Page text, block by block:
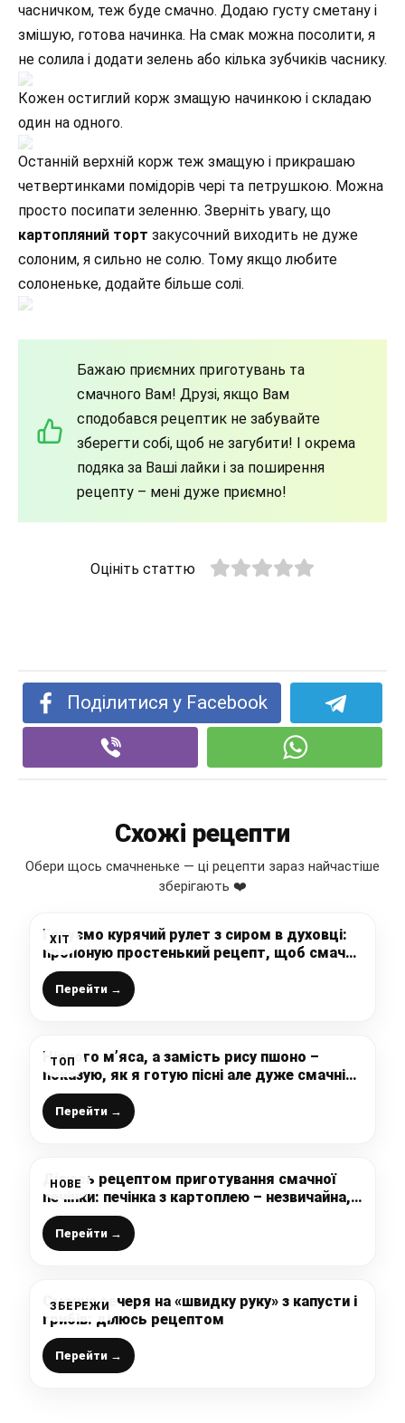
часничком, теж буде смачно. Додаю густу сметану і
змішую, готова начинка. На смак можна посолити, я
не солила і додати зелень або кілька зубчиків часнику.
Кожен остиглий корж змащую начинкою і складаю
один на одного.
Останній верхній корж теж змащую і прикрашаю
четвертинками помідорів чері та петрушкою. Можна
просто посипати зеленню. Зверніть увагу, що
картопляний торт закусочний виходить не дуже
солоним, я сильно не солю. Тому якщо любите
солоненьке, додайте більше солі.
Бажаю приємних приготувань та
смачного Вам! Друзі, якщо Вам
сподобався рецептик не забувайте
зберегти собі, щоб не загубити! І окрема
подяка за Ваші лайки і за поширення
рецепту – мені дуже приємно!
Оцініть статтю
Поділитися у Facebook
Схожі рецепти
Обери щось смачненьке — ці рецепти зараз найчастіше
зберігають ❤️
ХІТ
Готуємо курячий рулет з сиром в духовці:
пропоную простенький рецепт, щоб смачно
і ситно нагодувати сім’ю, люблять і діти і
дорослі
Перейти →
ТОП
Ніякого м’яса, а замість рису пшоно –
показую, як я готую пісні але дуже смачні
голубці
Перейти →
НОВЕ
Ділюсь рецептом приготування смачної
печінки: печінка з картоплею – незвичайна,
але дуже смачна страва, яка сподобається
всім
Перейти →
ЗБЕРЕЖИ
Смачна вечеря на «швидку руку» з капусти і
грибів: ділюсь рецептом
Перейти →